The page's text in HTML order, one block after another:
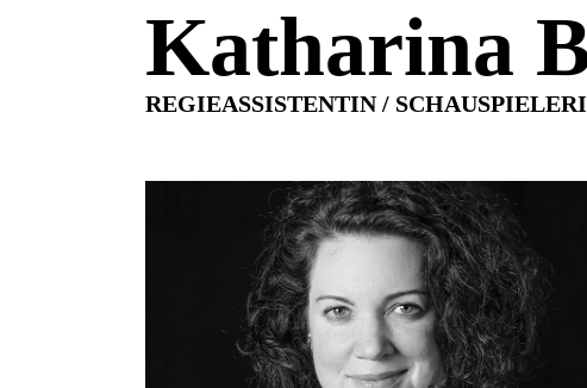
Katharina
REGIEASSISTENTIN /